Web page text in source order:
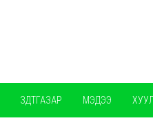
ЗДТГАЗАР МЭДЭЭ